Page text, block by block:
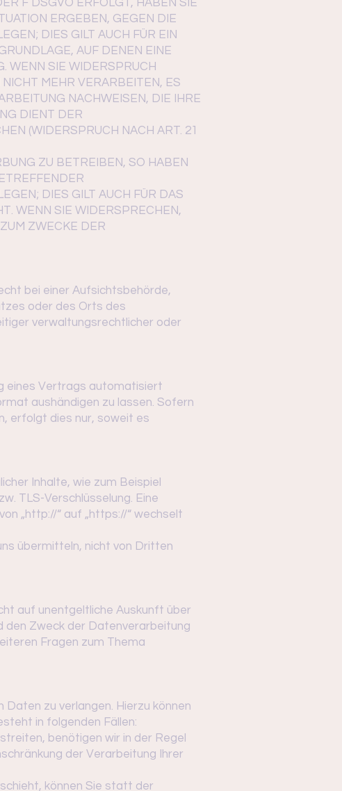
F DSGVO ERFOLGT, HABEN SIE
ERGEBEN, GEGEN DIE
DIES GILT AUCH FÜR EIN
AUF DENEN EINE
WENN SIE WIDERSPRUCH
MEHR VERARBEITEN, ES
NACHWEISEN, DIE IHRE
DIENT DER
(WIDERSPRUCH NACH ART. 21
ZU BETREIBEN, SO HABEN
DIES GILT AUCH FÜR DAS
WENN SIE WIDERSPRECHEN,
ZWECKE DER
bei einer Aufsichtsbehörde,
oder des Orts des
verwaltungsrechtlicher oder
eines Vertrags automatisiert
aushändigen zu lassen. Sofern
erfolgt dies nur, soweit es
Inhalte, wie zum Beispiel
TLS-Verschlüsselung. Eine
„http://“ auf „https://“ wechselt
übermitteln, nicht von Dritten
auf unentgeltliche Auskunft über
den Zweck der Datenverarbeitung
Fragen zum Thema
zu verlangen. Hierzu können
in folgenden Fällen:
benötigen wir in der Regel
der Verarbeitung Ihrer
können Sie statt der